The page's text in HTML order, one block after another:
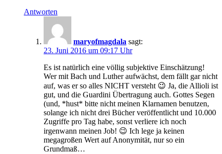
Antworten
maryofmagdala sagt:
23. Juni 2016 um 09:17 Uhr
Es ist natürlich eine völlig subjektive Einschätzung!
Wer mit Bach und Luther aufwächst, dem fällt gar nicht
auf, was er so alles NICHT versteht 😉 Ja, die Allioli ist
gut, und die Guardini Übertragung auch. Gottes Segen
(und, *hust* bitte nicht meinen Klarnamen benutzen,
solange ich nicht drei Bücher veröffentlicht und 10.000
Zugriffe pro Tag habe, sonst verliere ich noch
irgenwann meinen Job! 😉 Ich lege ja keinen
megagroßen Wert auf Anonymität, nur so ein
Grundmaß…